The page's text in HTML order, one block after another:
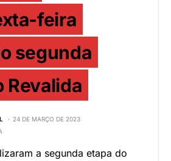
feira
segunda
Revalida
24 DE MARÇO DE 2023
a segunda etapa do